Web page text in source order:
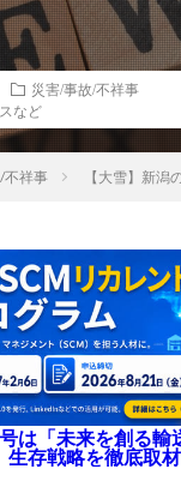
災害/事故/不祥事
など
不祥事 【大雪】新
は「未来を創る輸
生存戦略を徹底取材